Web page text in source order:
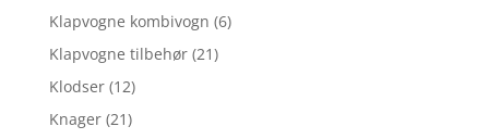
Klapvogne kombivogn (6)
Klapvogne tilbehør (21)
Klodser (12)
Knager (21)